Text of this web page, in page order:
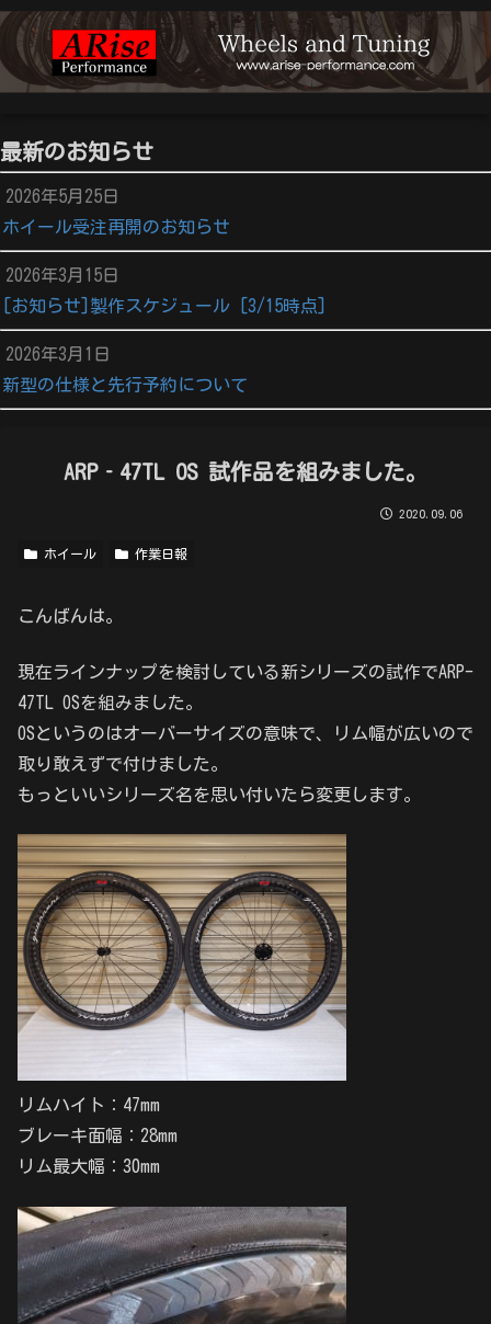
最新のお知らせ
2026年5月25日
ホイール受注再開のお知らせ
2026年3月15日
[お知らせ]製作スケジュール [3/15時点]
2026年3月1日
新型の仕様と先行予約について
ARP‐47TL OS 試作品を組みました。
2020.09.06
ホイール 作業日報
こんばんは。
現在ラインナップを検討している新シリーズの試作でARP-
47TL OSを組みました。
OSというのはオーバーサイズの意味で、リム幅が広いので
取り敢えずで付けました。
もっといいシリーズ名を思い付いたら変更します。
リムハイト：47mm
ブレーキ面幅：28mm
リム最大幅：30mm